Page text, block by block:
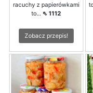
racuchy z papierówkami
to... ⇖ 1112
Zobacz przepis!